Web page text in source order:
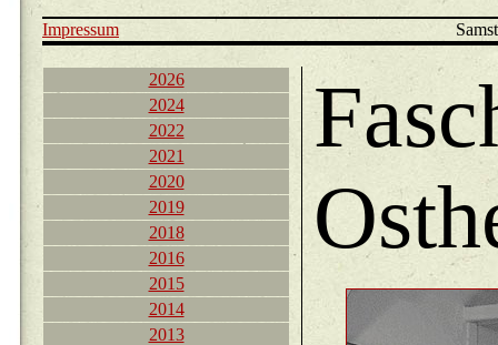
Impressum
2026
2024
2022
2021
2020
2019
2018
2016
2015
2014
2013